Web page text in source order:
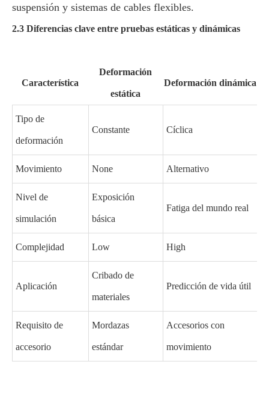
suspensión y sistemas de cables flexibles.
2.3 Diferencias clave entre pruebas estáticas y dinámicas
Característica
Deformación
estática
Deformación dinámica
Tipo de
deformación
Constante Cíclica
Movimiento None Alternativo
Nivel de
simulación
Exposición
básica
Fatiga del mundo real
Complejidad Low High
Aplicación
Cribado de
materiales
Predicción de vida útil
Requisito de
accesorio
Mordazas
estándar
Accesorios con
movimiento